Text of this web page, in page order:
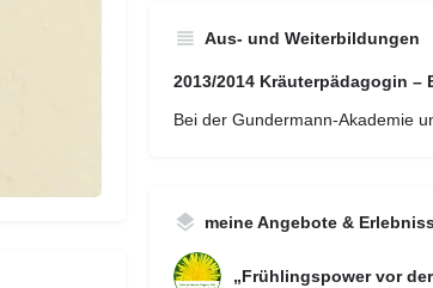
Aus- und Weiterbildungen
2013/2014 Kräuterpädagogin –
Bei der Gundermann-Akademie
meine Angebote &
„Frühlingspower vor